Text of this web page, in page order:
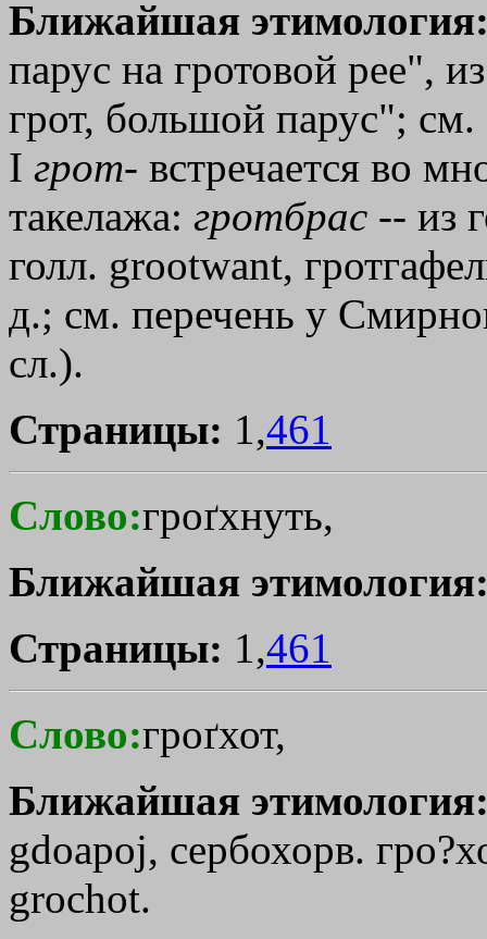
Ближайшая
парус на гротовой рее",
грот, большой парус";
I грот- встречается во
такелажа: гротбрас -- из
голл. grootwant,
д.; см. перечень у
сл.).
Страницы: 1,461
Слово:гроґхнуть,
Ближайшая
Страницы: 1,461
Слово:гроґхот,
Ближайшая
gdoаpoj, сербохорв.
grochot.